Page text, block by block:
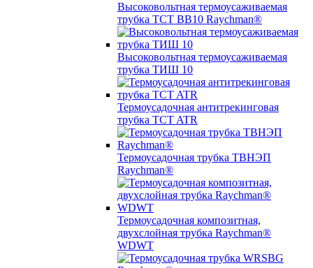
Высоковольтная термоусаживаемая
трубка TCT BB10 Raychman®
Высоковольтная термоусаживаемая
трубка ТИШ 10
Термоусадочная антитрекинговая
трубка TCT ATR
Термоусадочная трубка ТВНЭП
Raychman®
Термоусадочная композитная,
двухслойная трубка Raychman®
WDWT